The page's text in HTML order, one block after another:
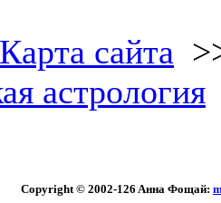
Карта сайта
астрология
Copyright © 2002-126 Aннa Фoщaй: